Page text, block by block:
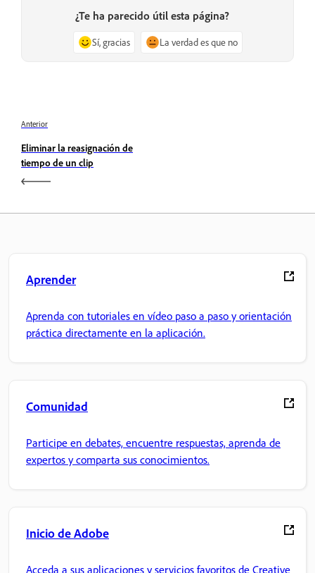
¿Te ha parecido útil esta página?
Sí, gracias La verdad es que no
Anterior
Eliminar la reasignación de
tiempo de un clip
Aprender
Aprenda con tutoriales en vídeo paso a paso y orientación
práctica directamente en la aplicación.
Comunidad
Participe en debates, encuentre respuestas, aprenda de
expertos y comparta sus conocimientos.
Inicio de Adobe
Acceda a sus aplicaciones y servicios favoritos de Creative